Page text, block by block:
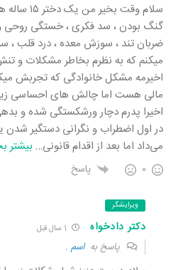
سلام وقت
گنگ بودن ، سد فکری ، خستگی
ضربان تند ، سوزش معده ، درد قلب ،
میکنم که به نظرم بخاطر مشکلات و
اخیرمه مشکل خانوادگی که تجربش
مالی هست اما چالش های احساسی
اخیرا پدرم دچار ورشکستگی شده و
در اول اضطراب و نگرانی دستگیر شدن
می‌داد اما بعد از اقدام قانونی… بیشتر
0 پاسخ
ویرایشگر
دکتر دادخواه
پاسخ بهاسم .